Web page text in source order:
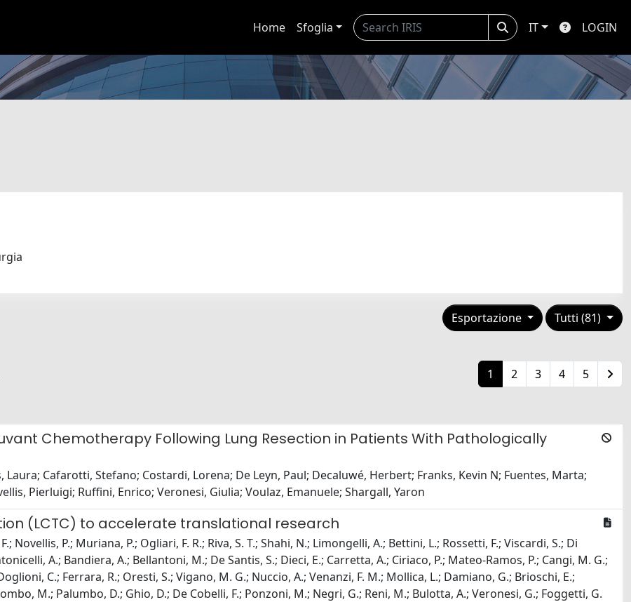
Home Sfoglia IT LOGIN
Tutti (81)
Esportazione
1 2 3 4 5
Chemotherapy Following Lung Resection in Patients With Pathologically
Cafarotti, Stefano; Costardi, Lorena; De Leyn, Paul; Decaluwé, Herbert; Franks, Kevin N; Fuentes, Marta;
Pierluigi; Ruffini, Enrico; Veronesi, Giulia; Voulaz, Emanuele; Shargall, Yaron
(LCTC) to accelerate translational research
Novellis, P.; Muriana, P.; Ogliari, F. R.; Riva, S. T.; Shahi, N.; Limongelli, A.; Bettini, L.; Rossetti, F.; Viscardi, S.; Di
A.; Bandiera, A.; Bellantoni, M.; De Santis, S.; Dieci, E.; Carretta, A.; Ciriaco, P.; Mateo-Ramos, P.; Cangi, M. G.;
C.; Ferrara, R.; Oresti, S.; Vigano, M. G.; Nuccio, A.; Venanzi, F. M.; Mollica, L.; Damiano, G.; Brioschi, E.;
M.; Palumbo, D.; Ghio, D.; De Cobelli, F.; Ponzoni, M.; Negri, G.; Reni, M.; Bulotta, A.; Veronesi, G.; Foggetti, G.